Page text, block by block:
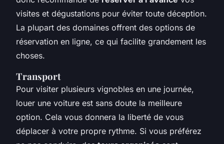
visites et dégustations pour éviter toute déception.
La plupart des domaines offrent des options de
réservation en ligne, ce qui facilite grandement les
choses.
Transport
Pour visiter plusieurs vignobles en une journée,
louer une voiture est sans doute la meilleure
option. Cela vous donnera la liberté de vous
déplacer à votre propre rythme. Si vous préférez